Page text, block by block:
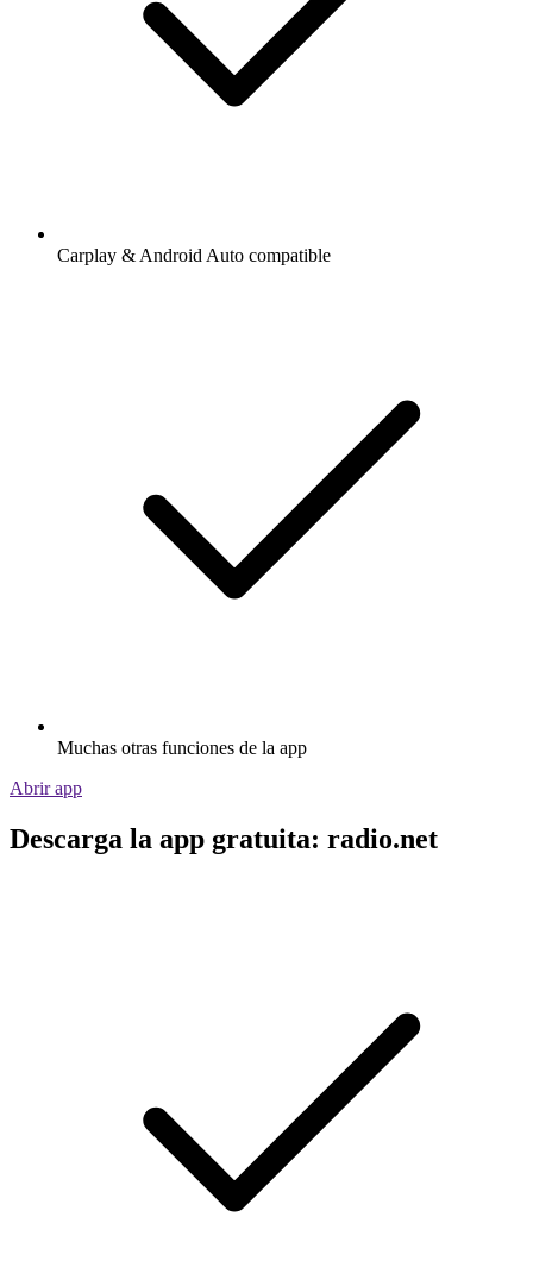
Carplay & Android Auto compatible
Muchas otras funciones de la app
Abrir app
Descarga la app gratuita: radio.net